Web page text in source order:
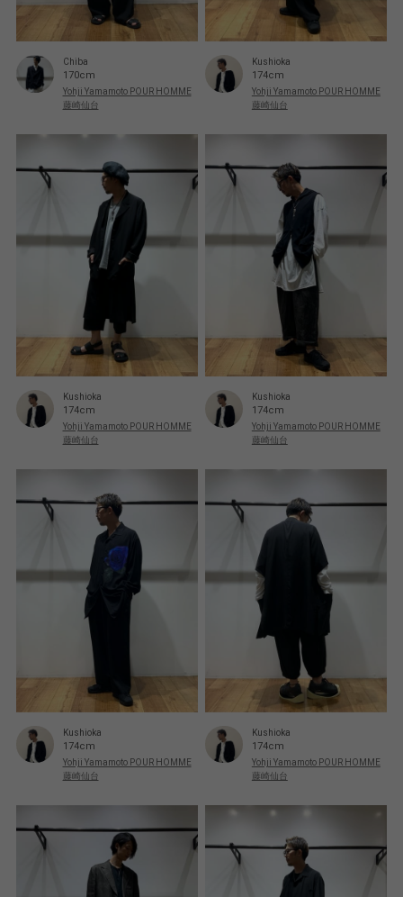
Chiba
170cm
Yohji Yamamoto POUR HOMME
藤崎仙台
Kushioka
174cm
Yohji Yamamoto POUR HOMME
藤崎仙台
Kushioka
174cm
Yohji Yamamoto POUR HOMME
藤崎仙台
Kushioka
174cm
Yohji Yamamoto POUR HOMME
藤崎仙台
Kushioka
174cm
Yohji Yamamoto POUR HOMME
藤崎仙台
Kushioka
174cm
Yohji Yamamoto POUR HOMME
藤崎仙台